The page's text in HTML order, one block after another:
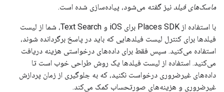
ماسک‌های فیلد نیز گفته می‌شود، پیاده‌سازی شده است.
با استفاده از Places SDK برای iOS و Text Search، شما از لیست
فیلدها برای کنترل لیست فیلدهایی که باید در پاسخ برگردانده شوند،
استفاده می‌کنید. سپس فقط برای داده‌های درخواستی هزینه دریافت
می‌کنید. استفاده از لیست فیلدها یک روش طراحی خوب است تا
داده‌های غیرضروری درخواست نکنید، که به جلوگیری از زمان پردازش
غیرضروری و هزینه‌های صورتحساب کمک می‌کند.